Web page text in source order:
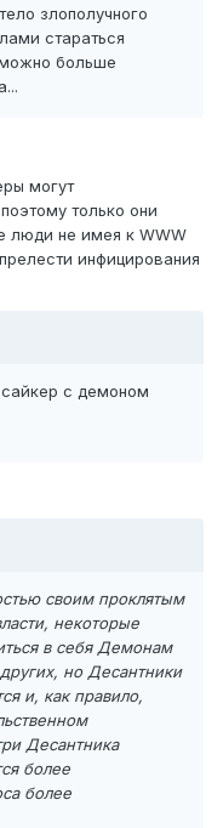
злополучного
стараться
больше
могут
только они
люди не имея к WWW
инфицирования
с демоном
своим проклятым
некоторые
в себя Демонам
но Десантники
и, как правило,
Десантника
более
более